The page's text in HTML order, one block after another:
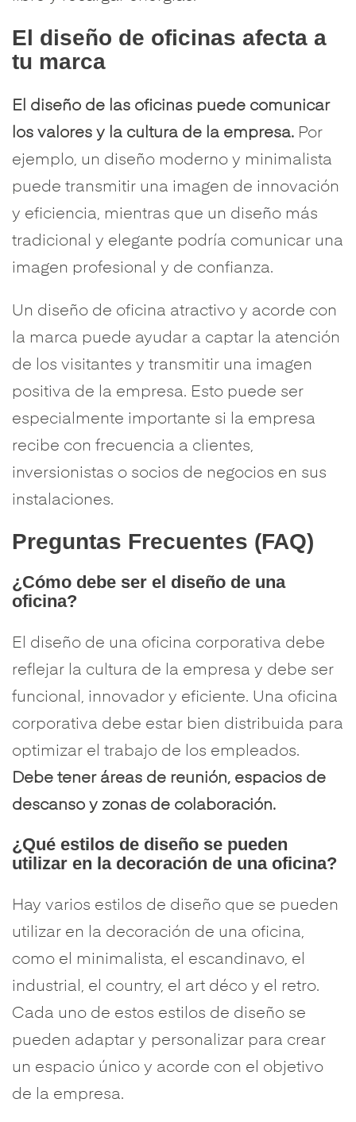
El diseño de oficinas afecta a
tu marca
El diseño de las oficinas puede comunicar
los valores y la cultura de la empresa. Por
ejemplo, un diseño moderno y minimalista
puede transmitir una imagen de innovación
y eficiencia, mientras que un diseño más
tradicional y elegante podría comunicar una
imagen profesional y de confianza.
Un diseño de oficina atractivo y acorde con
la marca puede ayudar a captar la atención
de los visitantes y transmitir una imagen
positiva de la empresa. Esto puede ser
especialmente importante si la empresa
recibe con frecuencia a clientes,
inversionistas o socios de negocios en sus
instalaciones.
Preguntas Frecuentes (FAQ)
¿Cómo debe ser el diseño de una
oficina?
El diseño de una oficina corporativa debe
reflejar la cultura de la empresa y debe ser
funcional, innovador y eficiente. Una oficina
corporativa debe estar bien distribuida para
optimizar el trabajo de los empleados.
Debe tener áreas de reunión, espacios de
descanso y zonas de colaboración.
¿Qué estilos de diseño se pueden
utilizar en la decoración de una oficina?
Hay varios estilos de diseño que se pueden
utilizar en la decoración de una oficina,
como el minimalista, el escandinavo, el
industrial, el country, el art déco y el retro.
Cada uno de estos estilos de diseño se
pueden adaptar y personalizar para crear
un espacio único y acorde con el objetivo
de la empresa.